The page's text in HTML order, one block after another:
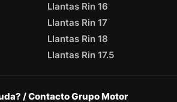
Llantas Rin 16
Llantas Rin 17
Llantas Rin 18
Llantas Rin 17.5
/ Contacto Grupo Motor